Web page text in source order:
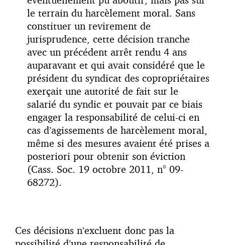
le terrain du harcèlement moral. Sans
constituer un revirement de
jurisprudence, cette décision tranche
avec un précédent arrêt rendu 4 ans
auparavant et qui avait considéré que le
président du syndicat des copropriétaires
exerçait une autorité de fait sur le
salarié du syndic et pouvait par ce biais
engager la responsabilité de celui-ci en
cas d’agissements de harcèlement moral,
même si des mesures avaient été prises a
posteriori pour obtenir son éviction
(Cass. Soc. 19 octobre 2011, n° 09-
68272).
Ces décisions n’excluent donc pas la